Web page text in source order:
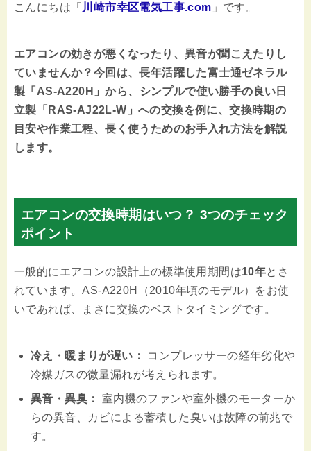
こんにちは「 川崎市幸区電気工事.com 」です。
エアコンの効きが悪くなったり、異音が聞こえたりし
ていませんか？今回は、長年活躍した富士通ゼネラル
製「AS-A220H」から、シンプルで使い勝手の良い 日
立製「RAS-AJ22L-W」への交換を例に、交換時期の
目安や作業工程、長く使うためのお手入れ方法を解説
します。
エアコンの交換時期はいつ？ 3つのチェック
ポイント
一般的にエアコンの設計上の標準使用期間は10年とさ
れています。AS-A220H（2010年頃のモデル）をお使
いであれば、まさに交換のベストタイミングです。
冷え・暖まりが遅い：
コンプレッサーの経年劣化や
冷媒ガスの微量漏れが考えられます。
異音・異臭：
室内機のファンや室外機のモーターか
らの異音、カビによる蓄積した臭いは故障の前兆で
す。